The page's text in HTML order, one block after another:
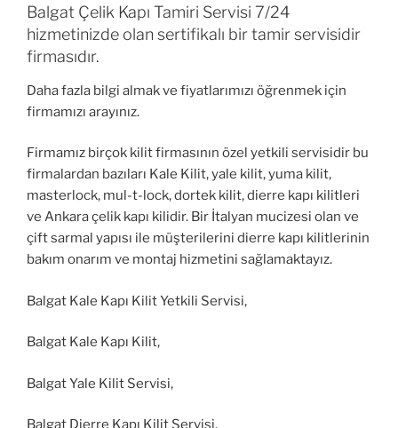
Balgat Çelik Kapı Tamiri Servisi 7/24
hizmetinizde olan sertifikalı bir tamir servisidir
firmasıdır.
Daha fazla bilgi almak ve fiyatlarımızı öğrenmek için
firmamızı arayınız.
Firmamız birçok kilit firmasının özel yetkili servisidir bu
firmalardan bazıları Kale Kilit, yale kilit, yuma kilit,
masterlock, mul-t-lock, dortek kilit, dierre kapı kilitleri
ve Ankara çelik kapı kilidir. Bir İtalyan mucizesi olan ve
çift sarmal yapısı ile müşterilerini dierre kapı kilitlerinin
bakım onarım ve montaj hizmetini sağlamaktayız.
Balgat Kale Kapı Kilit Yetkili Servisi,
Balgat Kale Kapı Kilit,
Balgat Yale Kilit Servisi,
Balgat Dierre Kapı Kilit Servisi,